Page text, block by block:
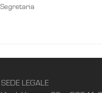
Segretaria
SEDE LEGALE